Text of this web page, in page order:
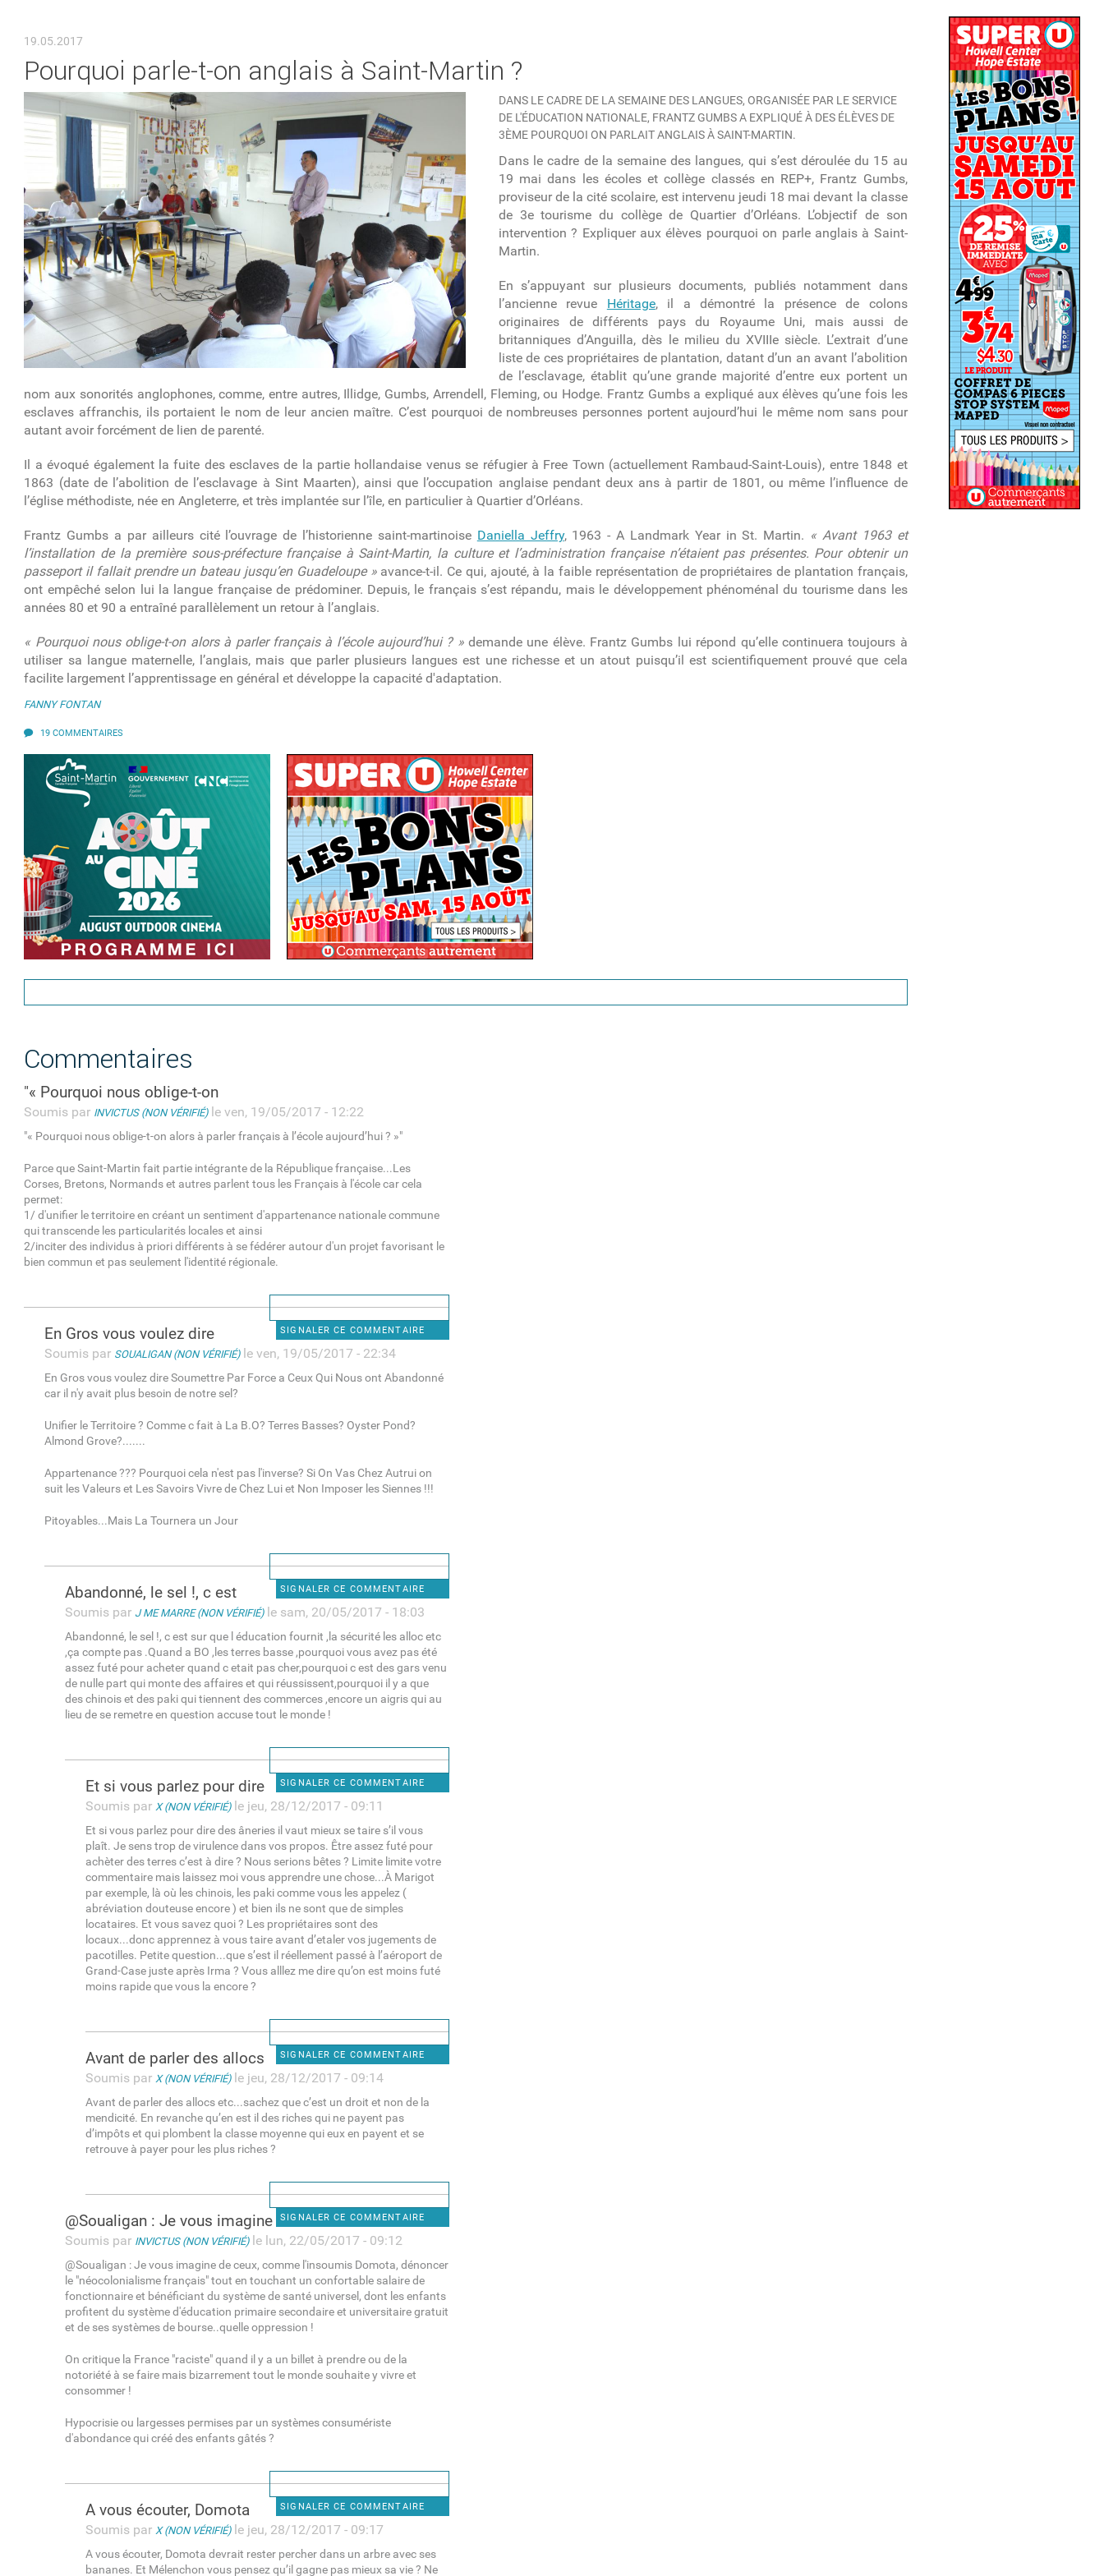
19.05.2017
Pourquoi parle-t-on anglais à Saint-Martin ?
DANS LE CADRE DE LA SEMAINE DES LANGUES, ORGANISÉE PAR LE SERVICE
DE L'ÉDUCATION NATIONALE, FRANTZ GUMBS A EXPLIQUÉ À DES ÉLÈVES DE
3ÈME POURQUOI ON PARLAIT ANGLAIS À SAINT-MARTIN.
Dans le cadre de la semaine des langues, qui s’est déroulée du 15 au
19 mai dans les écoles et collège classés en REP+, Frantz Gumbs,
proviseur de la cité scolaire, est intervenu jeudi 18 mai devant la classe
de 3etourisme du collège de Quartier d’Orléans. L’objectif de son
intervention ? Expliquer aux élèves pourquoi on parle anglais à Saint-
Martin.
En s’appuyant sur plusieurs documents, publiés notamment dans
l’ancienne revue Héritage, il a démontré la présence de colons
originaires de différents pays du Royaume Uni, mais aussi de
britanniques d’Anguilla, dès le milieu du XVIIIe siècle. L’extrait d’une
liste de ces propriétaires de plantation, datant d’un an avant l’abolition
de l’esclavage, établit qu’une grande majorité d’entre eux portent un
nom aux sonorités anglophones, comme, entre autres, Illidge, Gumbs, Arrendell, Fleming, ou Hodge. Frantz Gumbs a expliqué aux élèves qu’une fois les
esclaves affranchis, ils portaient le nom de leur ancien maître. C’est pourquoi de nombreuses personnes portent aujourd’hui le même nom sans pour
autant avoir forcément de lien de parenté.
Il a évoqué également la fuite des esclaves de la partie hollandaise venus se réfugier à Free Town (actuellement Rambaud-Saint-Louis), entre 1848 et
1863 (date de l’abolition de l’esclavage à Sint Maarten), ainsi que l’occupation anglaise pendant deux ans à partir de 1801, ou même l’influence de
l’église méthodiste, née en Angleterre, et très implantée sur l’île, en particulier à Quartier d’Orléans.
Frantz Gumbs a par ailleurs cité l’ouvrage de l’historienne saint-martinoise Daniella Jeffry, 1963 - A Landmark Year in St. Martin. « Avant 1963 et
l’installation de la première sous-préfecture française à Saint-Martin, la culture et l’administration française n’étaient pas présentes. Pour obtenir un
passeport il fallait prendre un bateau jusqu’en Guadeloupe »avance-t-il. Ce qui, ajouté, à la faible représentation de propriétaires de plantation français,
ont empêché selon lui la langue française de prédominer. Depuis, le français s’est répandu, mais le développement phénoménal du tourisme dans les
années 80 et 90 a entraîné parallèlement un retour à l’anglais.
« Pourquoi nous oblige-t-on alors à parler français à l’école aujourd’hui ? »demande une élève. Frantz Gumbs lui répond qu’elle continuera toujours à
utiliser sa langue maternelle, l’anglais, mais que parler plusieurs langues est une richesse et un atout puisqu’il est scientifiquement prouvé que cela
facilite largement l’apprentissage en général et développe la capacité d'adaptation.
FANNY FONTAN
19 COMMENTAIRES
Commentaires
"« Pourquoi nous oblige-t-on
Soumis par INVICTUS (NON VÉRIFIÉ)le ven, 19/05/2017 - 12:22
"« Pourquoi nous oblige-t-on alors à parler français à l’école aujourd’hui ? »"
Parce que Saint-Martin fait partie intégrante de la République française...Les
Corses, Bretons, Normands et autres parlent tous les Français à l'école car cela
permet:
1/ d'unifier le territoire en créant un sentiment d'appartenance nationale commune
qui transcende les particularités locales et ainsi
2/inciter des individus à priori différents à se fédérer autour d'un projet favorisant le
bien commun et pas seulement l'identité régionale.
SIGNALER CE COMMENTAIRE
En Gros vous voulez dire
Soumis par SOUALIGAN (NON VÉRIFIÉ)le ven, 19/05/2017 - 22:34
En Gros vous voulez dire Soumettre Par Force a Ceux Qui Nous ont Abandonné
car il n'y avait plus besoin de notre sel?
Unifier le Territoire ? Comme c fait à La B.O? Terres Basses? Oyster Pond?
Almond Grove?.......
Appartenance ??? Pourquoi cela n'est pas l'inverse? Si On Vas Chez Autrui on
suit les Valeurs et Les Savoirs Vivre de Chez Lui et Non Imposer les Siennes !!!
Pitoyables...Mais La Tournera un Jour
SIGNALER CE COMMENTAIRE
Abandonné, le sel !, c est
Soumis par J ME MARRE (NON VÉRIFIÉ)le sam, 20/05/2017 - 18:03
Abandonné, le sel !, c est sur que l éducation fournit ,la sécurité les alloc etc
,ça compte pas .Quand a BO ,les terres basse ,pourquoi vous avez pas été
assez futé pour acheter quand c etait pas cher,pourquoi c est des gars venu
de nulle part qui monte des affaires et qui réussissent,pourquoi il y a que
des chinois et des paki qui tiennent des commerces ,encore un aigris qui au
lieu de se remetre en question accuse tout le monde !
SIGNALER CE COMMENTAIRE
Et si vous parlez pour dire
Soumis parX (NON VÉRIFIÉ)le jeu, 28/12/2017 - 09:11
Et si vous parlez pour dire des âneries il vaut mieux se taire s’il vous
plaît. Je sens trop de virulence dans vos propos. Être assez futé pour
achèter des terres c’est à dire ? Nous serions bêtes ? Limite limite votre
commentaire mais laissez moi vous apprendre une chose...À Marigot
par exemple, là où les chinois, les paki comme vous les appelez (
abréviation douteuse encore ) et bien ils ne sont que de simples
locataires. Et vous savez quoi ? Les propriétaires sont des
locaux...donc apprennez à vous taire avant d’etaler vos jugements de
pacotilles. Petite question...que s’est il réellement passé à l’aéroport de
Grand-Case juste après Irma ? Vous alllez me dire qu’on est moins futé
moins rapide que vous la encore ?
SIGNALER CE COMMENTAIRE
Avant de parler des allocs
Soumis parX (NON VÉRIFIÉ)le jeu, 28/12/2017 - 09:14
Avant de parler des allocs etc...sachez que c’est un droit et non de la
mendicité. En revanche qu’en est il des riches qui ne payent pas
d’impôts et qui plombent la classe moyenne qui eux en payent et se
retrouve à payer pour les plus riches ?
SIGNALER CE COMMENTAIRE
@Soualigan : Je vous imagine
Soumis par INVICTUS (NON VÉRIFIÉ)le lun, 22/05/2017 - 09:12
@Soualigan : Je vous imagine de ceux, comme l'insoumis Domota, dénoncer
le "néocolonialisme français" tout en touchant un confortable salaire de
fonctionnaire et bénéficiant du système de santé universel, dont les enfants
profitent du système d'éducation primaire secondaire et universitaire gratuit
et de ses systèmes de bourse..quelle oppression !
On critique la France "raciste" quand il y a un billet à prendre ou de la
notoriété à se faire mais bizarrement tout le monde souhaite y vivre et
consommer !
Hypocrisie ou largesses permises par un systèmes consumériste
d'abondance qui créé des enfants gâtés ?
SIGNALER CE COMMENTAIRE
A vous écouter, Domota
Soumis parX (NON VÉRIFIÉ)le jeu, 28/12/2017 - 09:17
A vous écouter, Domota devrait rester percher dans un arbre avec ses
bananes. Et Mélenchon vous pensez qu’il gagne pas mieux sa vie ? Ne